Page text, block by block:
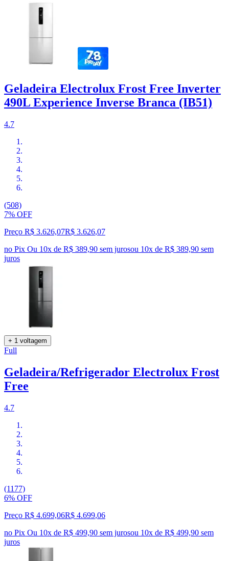
Geladeira Electrolux Frost Free Inverter
490L Experience Inverse Branca (IB51)
4.7
(508)
7% OFF
Preço R$ 3.626,07R$ 3.626,07
no Pix Ou 10x de R$ 389,90 sem jurosou 10x de R$ 389,90 sem
juros
+ 1 voltagem
Full
Geladeira/Refrigerador Electrolux Frost
Free
4.7
(1177)
6% OFF
Preço R$ 4.699,06R$ 4.699,06
no Pix Ou 10x de R$ 499,90 sem jurosou 10x de R$ 499,90 sem
juros